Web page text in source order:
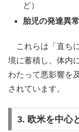
ど）
胎児の発達異
これらは「直ち
境に蓄積し、体内
わたって悪影響を
されています。
3. 欧米を中心